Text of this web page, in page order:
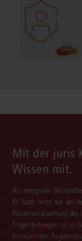
Mit der juris
Wissen mit.
Als integraler
KI-Suite nicht nur bei
Weiterverarbeitung der
Fragestellungen zu
einzuordnen,